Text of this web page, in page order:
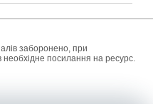
заборонено, при
необхідне посилання на ресурс.